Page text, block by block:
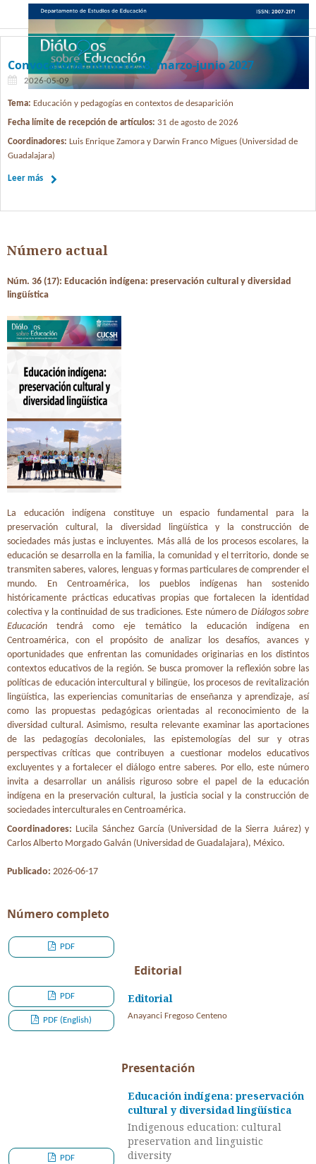
Convocatoria: número 38, marzo-junio 2027
2026-05-09
Tema: Educación y pedagogías en contextos de desaparición
Fecha límite de recepción de artículos: 31 de agosto de 2026
Coordinadores: Luis Enrique Zamora y Darwin Franco Migues (Universidad de
Guadalajara)
Leer más
Número actual
Núm. 36 (17): Educación indígena: preservación cultural y diversidad
lingüística
La educación indígena constituye un espacio fundamental para la
preservación cultural, la diversidad lingüística y la construcción de
sociedades más justas e incluyentes. Más allá de los procesos escolares, la
educación se desarrolla en la familia, la comunidad y el territorio, donde se
transmiten saberes, valores, lenguas y formas particulares de comprender el
mundo. En Centroamérica, los pueblos indígenas han sostenido
históricamente prácticas educativas propias que fortalecen la identidad
colectiva y la continuidad de sus tradiciones. Este número de Diálogos sobre
Educación tendrá como eje temático la educación indígena en
Centroamérica, con el propósito de analizar los desafíos, avances y
oportunidades que enfrentan las comunidades originarias en los distintos
contextos educativos de la región. Se busca promover la reflexión sobre las
políticas de educación intercultural y bilingüe, los procesos de revitalización
lingüística, las experiencias comunitarias de enseñanza y aprendizaje, así
como las propuestas pedagógicas orientadas al reconocimiento de la
diversidad cultural. Asimismo, resulta relevante examinar las aportaciones
de las pedagogías decoloniales, las epistemologías del sur y otras
perspectivas críticas que contribuyen a cuestionar modelos educativos
excluyentes y a fortalecer el diálogo entre saberes. Por ello, este número
invita a desarrollar un análisis riguroso sobre el papel de la educación
indígena en la preservación cultural, la justicia social y la construcción de
sociedades interculturales en Centroamérica.
Coordinadores: Lucila Sánchez García (Universidad de la Sierra Juárez) y
Carlos Alberto Morgado Galván (Universidad de Guadalajara), México.
Publicado: 2026-06-17
Número completo
PDF
Editorial
Editorial
Anayanci Fregoso Centeno
PDF
PDF (English)
Presentación
Educación indígena: preservación
cultural y diversidad lingüística
Indigenous education: cultural
preservation and linguistic
diversity
PDF